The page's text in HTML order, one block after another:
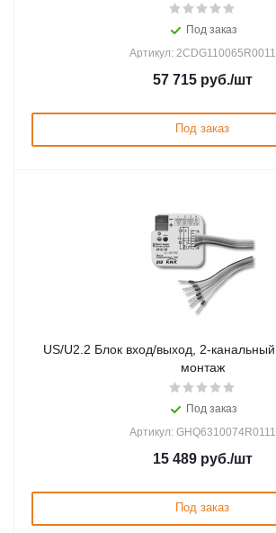
Под заказ
Артикул: 2CDG110065R0011
57 715руб./шт
Под заказ
US/U2.2 Блок вход/выход, 2-канальный, 24В, скрытый
монтаж
Под заказ
Артикул: GHQ6310074R0111
15 489руб./шт
Под заказ